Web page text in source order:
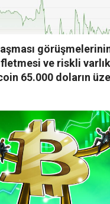
ve riskli
65.000 doların